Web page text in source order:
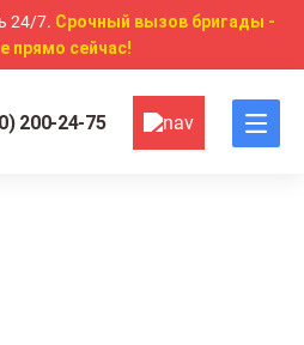
24/7. Срочный вызов бригады -
прямо сейчас!
200-24-75